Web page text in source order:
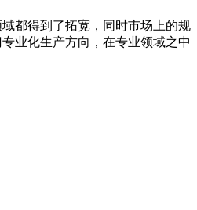
都得到了拓宽，同时市场上的规
业化生产方向，在专业领域之中